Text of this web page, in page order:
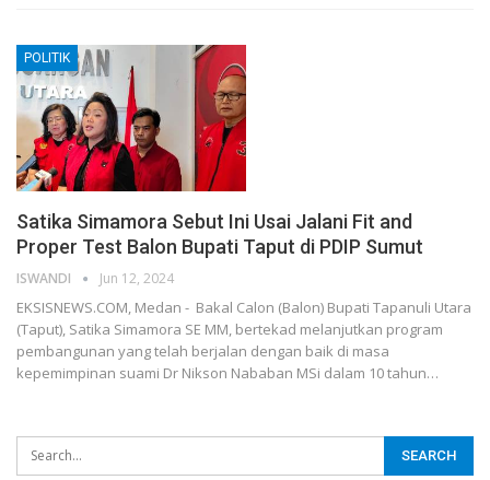
POLITIK
Satika Simamora Sebut Ini Usai Jalani Fit and
Proper Test Balon Bupati Taput di PDIP Sumut
ISWANDI Jun 12, 2024
EKSISNEWS.COM, Medan - Bakal Calon (Balon) Bupati Tapanuli Utara
(Taput), Satika Simamora SE MM, bertekad melanjutkan program
pembangunan yang telah berjalan dengan baik di masa
kepemimpinan suami Dr Nikson Nababan MSi dalam 10 tahun…